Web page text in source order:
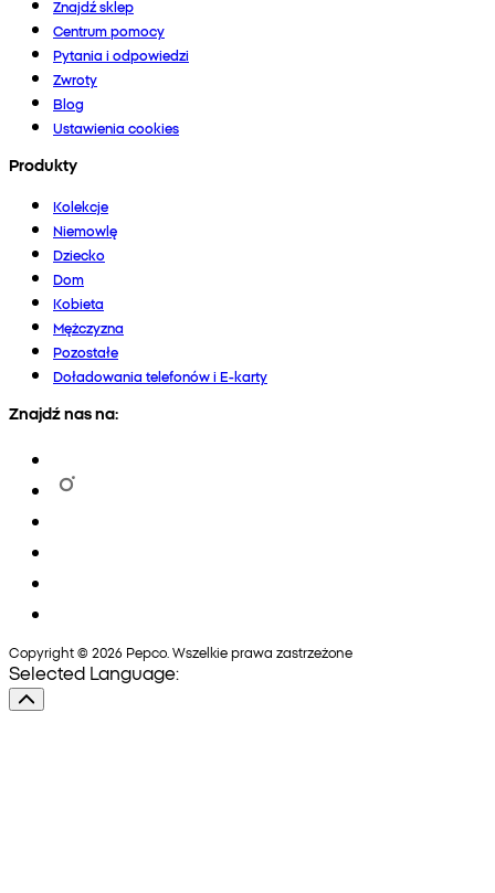
Znajdź sklep
Centrum pomocy
Pytania i odpowiedzi
Zwroty
Blog
Ustawienia cookies
Produkty
Kolekcje
Niemowlę
Dziecko
Dom
Kobieta
Mężczyzna
Pozostałe
Doładowania telefonów i E-karty
Znajdź nas na:
Copyright © 2026 Pepco. Wszelkie prawa zastrzeżone
Selected Language: